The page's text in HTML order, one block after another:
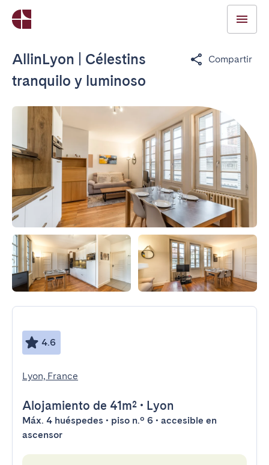
AllinLyon | Célestins
tranquilo y luminoso
Compartir
4.6
Lyon, France
Alojamiento de 41m² • Lyon
Máx. 4 huéspedes • piso n.º 6 • accesible en
ascensor